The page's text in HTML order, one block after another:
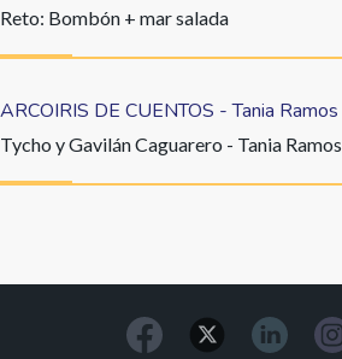
Reto: Bombón + mar salada
ARCOIRIS DE CUENTOS - Tania Ramos
Tycho y Gavilán Caguarero - Tania Ramos